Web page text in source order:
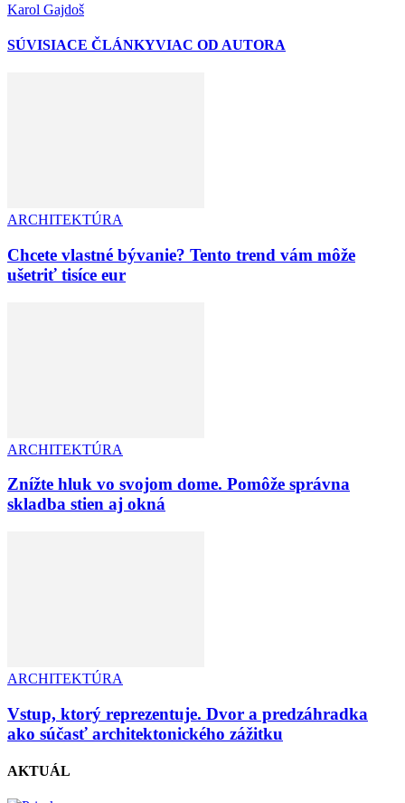
Karol Gajdoš
SÚVISIACE ČLÁNKYVIAC OD AUTORA
ARCHITEKTÚRA
Chcete vlastné bývanie? Tento trend vám môže
ušetriť tisíce eur
ARCHITEKTÚRA
Znížte hluk vo svojom dome. Pomôže správna
skladba stien aj okná
ARCHITEKTÚRA
Vstup, ktorý reprezentuje. Dvor a predzáhradka
ako súčasť architektonického zážitku
AKTUÁL